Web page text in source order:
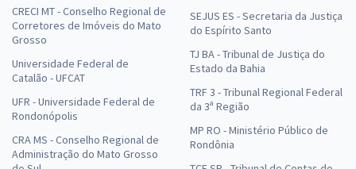
CRECI MT - Conselho Regional de
Corretores de Imóveis do Mato
Grosso
Universidade Federal de
Catalão - UFCAT
UFR - Universidade Federal de
Rondonópolis
CRA MS - Conselho Regional de
Administração do Mato Grosso
SEJUS ES - Secretaria da Justiça
do Espírito Santo
TJ BA - Tribunal de Justiça do
Estado da Bahia
TRF 3 - Tribunal Regional Federal
da 3ª Região
MP RO - Ministério Público de
Rondônia